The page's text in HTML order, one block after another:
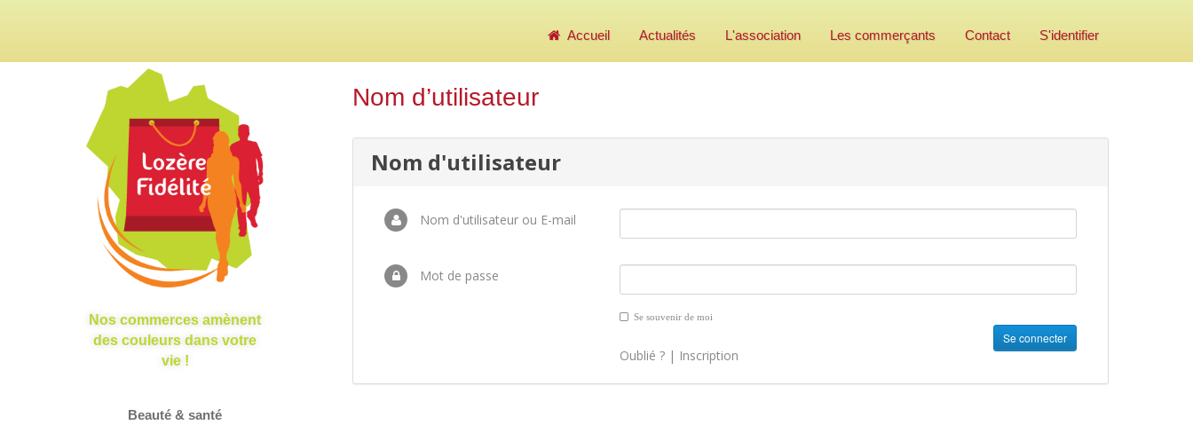
Accueil Actualités L'association Les commerçants Contact S'identifier
Nom d’utilisateur
Nom d'utilisateur
Nom d'utilisateur ou E-mail
Mot de passe
Se souvenir de moi
Oublié ? | Inscription
Nos commerces amènent
des couleurs dans votre
vie !
Beauté & santé